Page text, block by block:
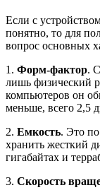
Если с
понятно, то для
вопрос основных
1. Форм-фактор.
лишь физический
компьютеров он
меньше, всего 2,5
2. Емкость. Это
хранить жесткий
гигабайтах и
3. Скорость